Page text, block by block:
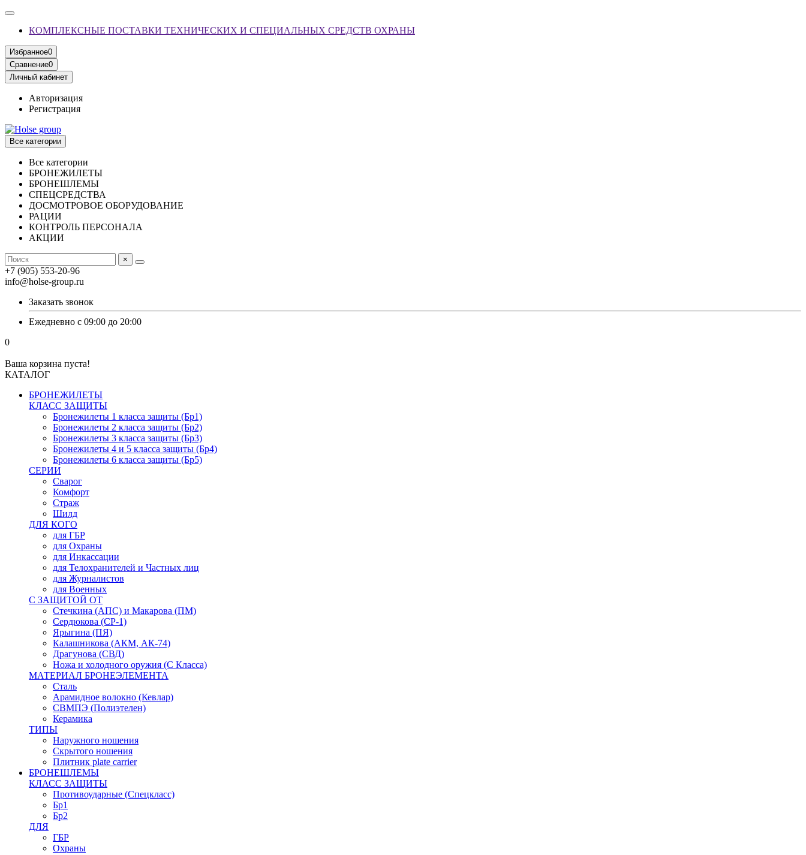
КОМПЛЕКСНЫЕ ПОСТАВКИ ТЕХНИЧЕСКИХ И СПЕЦИАЛЬНЫХ СРЕДСТВ ОХРАНЫ
Избранное0
Сравнение0
Личный кабинет
Авторизация
Регистрация
Все категории
Все категории
БРОНЕЖИЛЕТЫ
БРОНЕШЛЕМЫ
СПЕЦСРЕДСТВА
ДОСМОТРОВОЕ ОБОРУДОВАНИЕ
РАЦИИ
КОНТРОЛЬ ПЕРСОНАЛА
АКЦИИ
×
+7 (905) 553-20-96
info@holse-group.ru
Заказать звонок
Ежедневно с 09:00 до 20:00
0
Ваша корзина пуста!
КАТАЛОГ
БРОНЕЖИЛЕТЫ
КЛАСС ЗАЩИТЫ
Бронежилеты 1 класса защиты (Бр1)
Бронежилеты 2 класса защиты (Бр2)
Бронежилеты 3 класса защиты (Бр3)
Бронежилеты 4 и 5 класса защиты (Бр4)
Бронежилеты 6 класса защиты (Бр5)
СЕРИИ
Сварог
Комфорт
Страж
Шилд
ДЛЯ КОГО
для ГБР
для Охраны
для Инкассации
для Телохранителей и Частных лиц
для Журналистов
для Военных
С ЗАЩИТОЙ ОТ
Стечкина (АПС) и Макарова (ПМ)
Сердюкова (СР-1)
Ярыгина (ПЯ)
Калашникова (АКМ, АК-74)
Драгунова (СВД)
Ножа и холодного оружия (С Класса)
МАТЕРИАЛ БРОНЕЭЛЕМЕНТА
Сталь
Арамидное волокно (Кевлар)
СВМПЭ (Полиэтелен)
Керамика
ТИПЫ
Наружного ношения
Скрытого ношения
Плитник plate carrier
БРОНЕШЛЕМЫ
КЛАСС ЗАЩИТЫ
Противоударные (Спецкласс)
Бр1
Бр2
ДЛЯ
ГБР
Охраны